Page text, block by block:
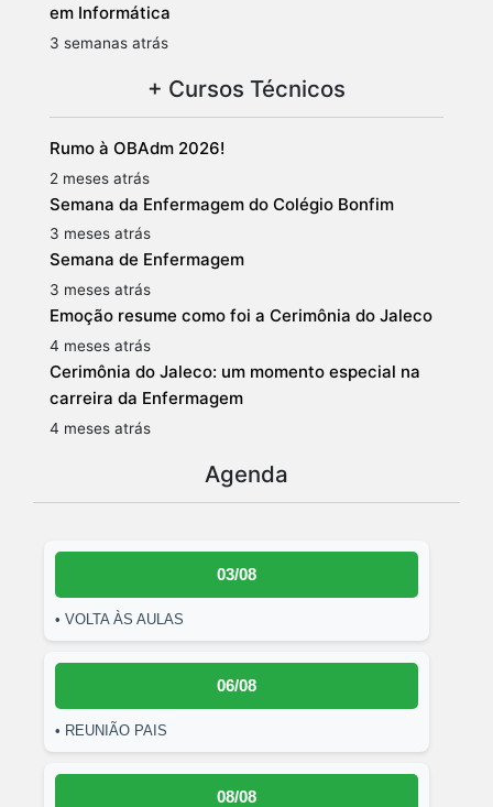
em Informática
3 semanas atrás
+ Cursos Técnicos
Rumo à OBAdm 2026!
2 meses atrás
Semana da Enfermagem do Colégio Bonfim
3 meses atrás
Semana de Enfermagem
3 meses atrás
Emoção resume como foi a Cerimônia do Jaleco
4 meses atrás
Cerimônia do Jaleco: um momento especial na
carreira da Enfermagem
4 meses atrás
Agenda
03/08
• VOLTA ÀS AULAS
06/08
• REUNIÃO PAIS
08/08